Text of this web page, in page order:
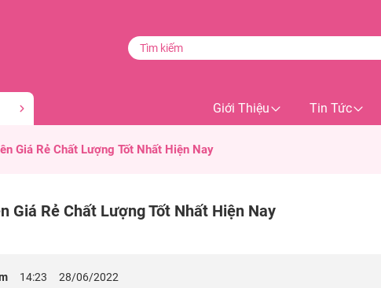
Giới Thiệu Tin Tức
Giá Rẻ Chất Lượng Tốt Nhất Hiện Nay
Giá Rẻ Chất Lượng Tốt Nhất Hiện Nay
14:23
28/06/2022